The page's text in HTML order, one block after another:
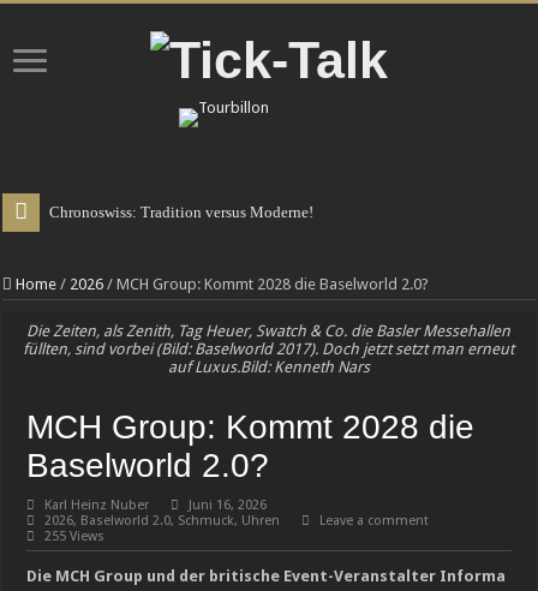
Chronoswiss: Tradition versus Moderne!
Home / 2026 / MCH Group: Kommt 2028 die Baselworld 2.0?
Die Zeiten, als Zenith, Tag Heuer, Swatch & Co. die Basler Messehallen
füllten, sind vorbei (Bild: Baselworld 2017). Doch jetzt setzt man erneut
auf Luxus.Bild: Kenneth Nars
MCH Group: Kommt 2028 die
Baselworld 2.0?
Karl Heinz Nuber
Juni 16, 2026
2026, Baselworld 2.0, Schmuck, Uhren
Leave a comment
255 Views
Die MCH Group und der britische Event-Veranstalter Informa